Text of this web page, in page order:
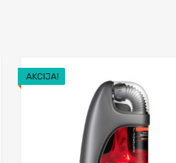
Add to Wishlist
AKCIJA!